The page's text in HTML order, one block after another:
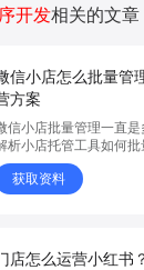
开发相关的文章
信小店怎么批量管
方案
信小店批量管理一直
析小店托管工具如何
多账号微信小店。通过
玩法，全面提升门店管
量管理、高效托管的实用
获取资料
店怎么运营小红书